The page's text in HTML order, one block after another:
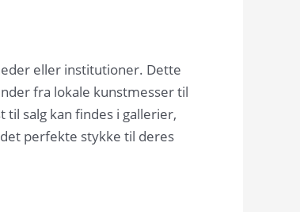
eller institutioner. Dette
fra lokale kunstmesser til
salg kan findes i gallerier,
perfekte stykke til deres